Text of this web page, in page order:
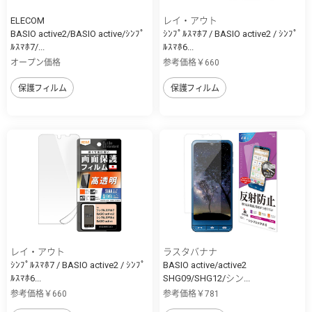
ELECOM
BASIO active2/BASIO active/ｼﾝﾌﾟ
ﾙｽﾏﾎ7/...
オープン価格
保護フィルム
レイ・アウト
ｼﾝﾌﾟﾙｽﾏﾎ7 / BASIO active2 / ｼﾝﾌﾟ
ﾙｽﾏﾎ6...
参考価格￥660
保護フィルム
レイ・アウト
ｼﾝﾌﾟﾙｽﾏﾎ7 / BASIO active2 / ｼﾝﾌﾟ
ﾙｽﾏﾎ6...
参考価格￥660
ラスタバナナ
BASIO active/active2
SHG09/SHG12/シン...
参考価格￥781